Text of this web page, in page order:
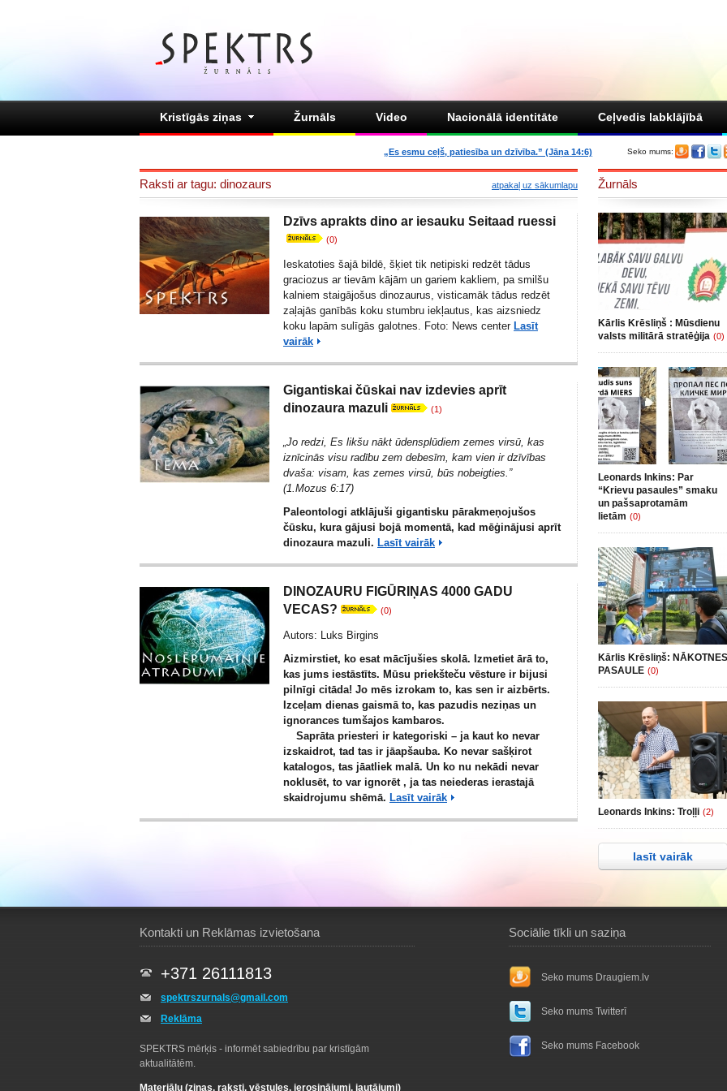
Kristīgās ziņas Žurnāls Video Nacionālā identitāte Ceļvedis labklājībā
Seko mums:
„Es esmu ceļš, patiesība un dzīvība.” (Jāņa 14:6)
Raksti ar tagu: dinozaurs atpakaļ uz sākumlapu
Dzīvs aprakts dino ar iesauku Seitaad ruessi
(0)
Ieskatoties šajā bildē, šķiet tik netipiski redzēt tādus
graciozus ar tievām kājām un gariem kakliem, pa smilšu
kalniem staigājošus dinozaurus, visticamāk tādus redzēt
zaļajās ganībās koku stumbru iekļautus, kas aizsniedz
koku lapām sulīgās galotnes. Foto: News center Lasīt
vairāk
Gigantiskai čūskai nav izdevies aprīt
dinozaura mazuli
(1)
„Jo redzi, Es likšu nākt ūdensplūdiem zemes virsū, kas
iznīcinās visu radību zem debesīm, kam vien ir dzīvības
dvaša: visam, kas zemes virsū, būs nobeigties.”
(1.Mozus 6:17)
Paleontologi atklājuši gigantisku pārakmeņojušos
čūsku, kura gājusi bojā momentā, kad mēģinājusi aprīt
dinozaura mazuli. Lasīt vairāk
DINOZAURU FIGŪRIŅAS 4000 GADU
VECAS?
(0)
Autors: Luks Birgins
Aizmirstiet, ko esat mācījušies skolā. Izmetiet ārā to,
kas jums iestāstīts. Mūsu priekšteču vēsture ir bijusi
pilnīgi citāda! Jo mēs izrokam to, kas sen ir aizbērts.
Izceļam dienas gaismā to, kas pazudis neziņas un
ignorances tumšajos kambaros.
Saprāta priesteri ir kategoriski – ja kaut ko nevar
izskaidrot, tad tas ir jāapšauba. Ko nevar sašķirot
katalogos, tas jāatliek malā. Un ko nu nekādi nevar
noklusēt, to var ignorēt , ja tas neiederas ierastajā
skaidrojumu shēmā. Lasīt vairāk
Žurnāls
Kārlis Krēsliņš : Mūsdienu
valsts militārā stratēģija (0)
Leonards Inkins: Par
“Krievu pasaules” smaku
un pašsaprotamām
lietām (0)
Kārlis Krēsliņš: NĀKOTNES
PASAULE (0)
Leonards Inkins: Troļļi (2)
lasīt vairāk
Kontakti un Reklāmas izvietošana
+371 26111813
spektrszurnals@gmail.com
Reklāma
SPEKTRS mērķis - informēt sabiedrību par kristīgām
aktualitātēm.
Materiālu (ziņas, raksti, vēstules, ierosinājumi, jautājumi)
Sociālie tīkli un saziņa
Seko mums Draugiem.lv
Seko mums Twitterī
Seko mums Facebook